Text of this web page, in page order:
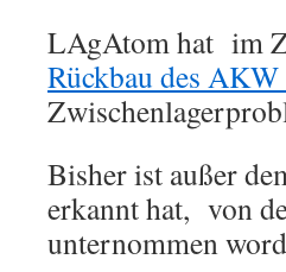
LAgAtom hat im
Rückbau des
Bisher ist außer
erkannt hat, von
unternommen